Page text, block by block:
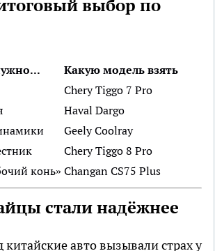
выбор по
Какую модель взять
Chery Tiggo 7 Pro
Haval Dargo
Geely Coolray
Chery Tiggo 8 Pro
конь» Changan CS75 Plus
стали надёжнее
китайские авто вызывали страх у